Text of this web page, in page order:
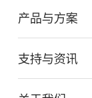
产品与方案
支持与资讯